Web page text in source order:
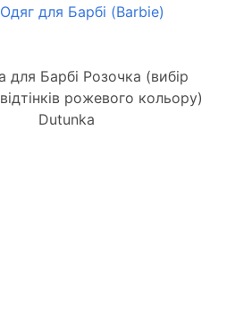
Одяг для Барбі (Barbie)